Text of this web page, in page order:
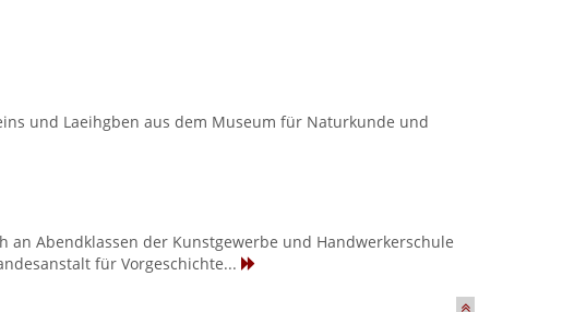
und Laeihgben aus dem Museum für Naturkunde und
an Abendklassen der Kunstgewerbe und Handwerkerschule
für Vorgeschichte...